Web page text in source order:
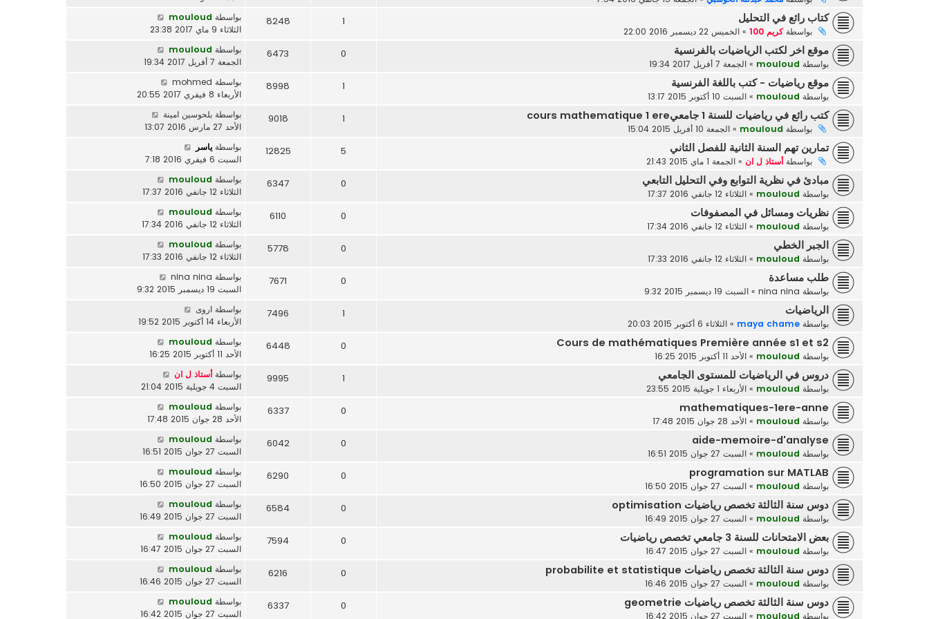
كتاب رائع في التحليل
بواسطةكريم 100 » الخميس 22 ديسمبر 2016 22:00
1
8248 بواسطة mouloud
الثلاثاء 9 ماي 2017 23:38
موقع اخر لكتب الرياضيات بالفرنسية
بواسطة mouloud
» الجمعة 7 أفريل 2017 19:34
0
6473 بواسطة mouloud
الجمعة 7 أفريل 2017 19:34
موقع رياضيات - كتب باللغة الفرنسية
بواسطة mouloud
» السبت 10 أكتوبر 2015 13:17
1
8998 بواسطة mohmed
الأربعاء 8 فيفري 2017 20:55
كتب رائع في رياضيات للسنة 1 جامعيcours mathematique 1 ere
بواسطة mouloud
» الجمعة 10 أفريل 2015 15:04
1
9018 بواسطة بلحوسين امينة
الأحد 27 مارس 2016 13:07
تمارين تهم السنة الثانية للفصل الثاني
بواسطةأستاذ ل ان » الجمعة 1 ماي 2015 21:43
5
12825 بواسطة ياسر
السبت 6 فيفري 2016 7:18
مبادئ في نظرية التوابع وفي التحليل التابعي
بواسطة mouloud
» الثلاثاء 12 جانفي 2016 17:37
0
6347 بواسطة mouloud
الثلاثاء 12 جانفي 2016 17:37
نظريات ومسائل في المصفوفات
بواسطة mouloud
» الثلاثاء 12 جانفي 2016 17:34
0
6110 بواسطة mouloud
الثلاثاء 12 جانفي 2016 17:34
الجبر الخطي
بواسطة mouloud
» الثلاثاء 12 جانفي 2016 17:33
0
5778 بواسطة mouloud
الثلاثاء 12 جانفي 2016 17:33
طلب مساعدة
بواسطة nina nina
» السبت 19 ديسمبر 2015 9:32
0
7671 بواسطة nina nina
السبت 19 ديسمبر 2015 9:32
الرياضيات
بواسطة maya chame
» الثلاثاء 6 أكتوبر 2015 20:03
1
7496 بواسطة اروى
الأربعاء 14 أكتوبر 2015 19:52
Cours de mathématiques Première année s1 et s2
بواسطة mouloud
» الأحد 11 أكتوبر 2015 16:25
0
6448 بواسطة mouloud
الأحد 11 أكتوبر 2015 16:25
دروس في الرياضيات للمستوى الجامعي
بواسطة mouloud
» الأربعاء 1 جويلية 2015 23:55
1
9995 بواسطةأستاذ ل ان
السبت 4 جويلية 2015 21:04
mathematiques-1ere-anne
بواسطة mouloud
» الأحد 28 جوان 2015 17:48
0
6337 بواسطة mouloud
الأحد 28 جوان 2015 17:48
aide-memoire-d'analyse
بواسطة mouloud
» السبت 27 جوان 2015 16:51
0
6042 بواسطة mouloud
السبت 27 جوان 2015 16:51
programation sur MATLAB
بواسطة mouloud
» السبت 27 جوان 2015 16:50
0
6290 بواسطة mouloud
السبت 27 جوان 2015 16:50
دوس سنة الثالثة تخصص رياضيات optimisation
بواسطة mouloud
» السبت 27 جوان 2015 16:49
0
6584 بواسطة mouloud
السبت 27 جوان 2015 16:49
بعض الامتحانات للسنة 3 جامعي تخصص رياضيات
بواسطة mouloud
» السبت 27 جوان 2015 16:47
0
7594 بواسطة mouloud
السبت 27 جوان 2015 16:47
دوس سنة الثالثة تخصص رياضيات probabilite et statistique
بواسطة mouloud
» السبت 27 جوان 2015 16:46
0
6216 بواسطة mouloud
السبت 27 جوان 2015 16:46
دوس سنة الثالثة تخصص رياضيات geometrie
بواسطة mouloud
» السبت 27 جوان 2015 16:42
0
6337 بواسطة mouloud
السبت 27 جوان 2015 16:42